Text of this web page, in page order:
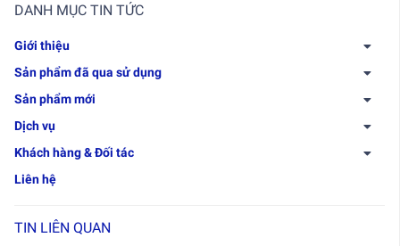
DANH MỤC TIN TỨC
Giới thiệu
Sản phẩm đã qua sử dụng
Sản phẩm mới
Dịch vụ
Khách hàng & Đối tác
Liên hệ
TIN LIÊN QUAN